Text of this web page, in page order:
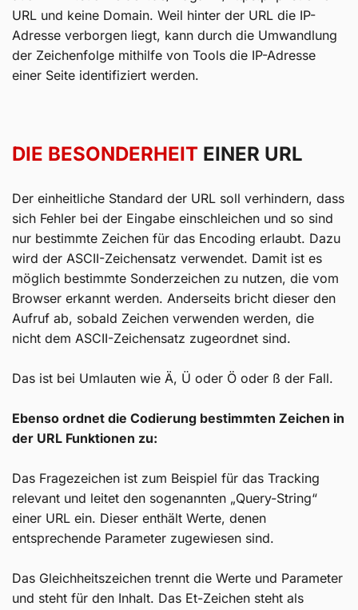
URL und keine Domain. Weil hinter der URL die IP-
Adresse verborgen liegt, kann durch die Umwandlung
der Zeichenfolge mithilfe von Tools die IP-Adresse
einer Seite identifiziert werden.
DIE BESONDERHEIT EINER URL
Der einheitliche Standard der URL soll verhindern, dass
sich Fehler bei der Eingabe einschleichen und so sind
nur bestimmte Zeichen für das Encoding erlaubt. Dazu
wird der ASCII-Zeichensatz verwendet. Damit ist es
möglich bestimmte Sonderzeichen zu nutzen, die vom
Browser erkannt werden. Anderseits bricht dieser den
Aufruf ab, sobald Zeichen verwenden werden, die
nicht dem ASCII-Zeichensatz zugeordnet sind.
Das ist bei Umlauten wie Ä, Ü oder Ö oder ß der Fall.
Ebenso ordnet die Codierung bestimmten Zeichen in
der URL Funktionen zu:
Das Fragezeichen ist zum Beispiel für das Tracking
relevant und leitet den sogenannten „Query-String“
einer URL ein. Dieser enthält Werte, denen
entsprechende Parameter zugewiesen sind.
Das Gleichheitszeichen trennt die Werte und Parameter
und steht für den Inhalt. Das Et-Zeichen steht als